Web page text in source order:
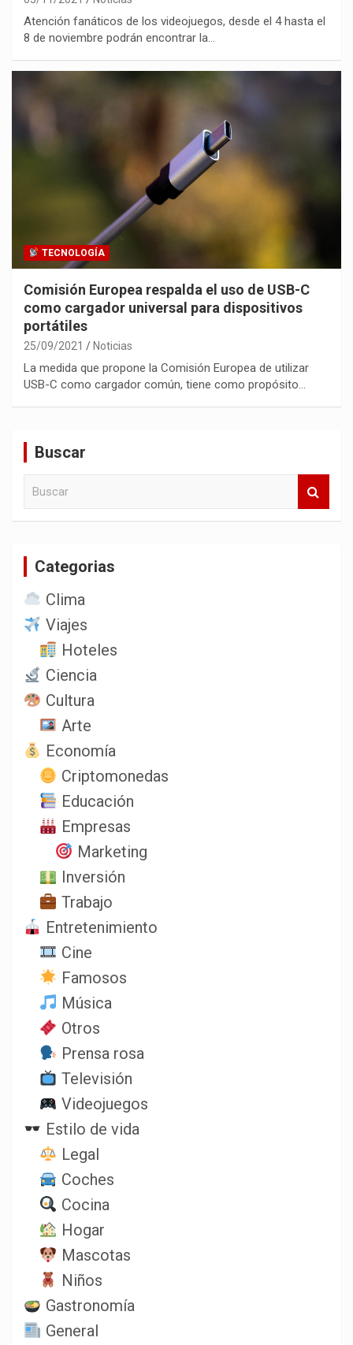
Atención fanáticos de los videojuegos, desde el 4 hasta el
8 de noviembre podrán encontrar la…
TECNOLOGÍA
Comisión Europea respalda el uso de USB-C
como cargador universal para dispositivos
portátiles
25/09/2021 Noticias
La medida que propone la Comisión Europea de utilizar
USB-C como cargador común, tiene como propósito…
Buscar
Categorias
Clima
Viajes
Hoteles
Ciencia
Cultura
Arte
Economía
Criptomonedas
Educación
Empresas
Marketing
Inversión
Trabajo
Entretenimiento
Cine
Famosos
Música
Otros
Prensa rosa
Televisión
Videojuegos
Estilo de vida
Legal
Coches
Cocina
Hogar
Mascotas
Niños
Gastronomía
General